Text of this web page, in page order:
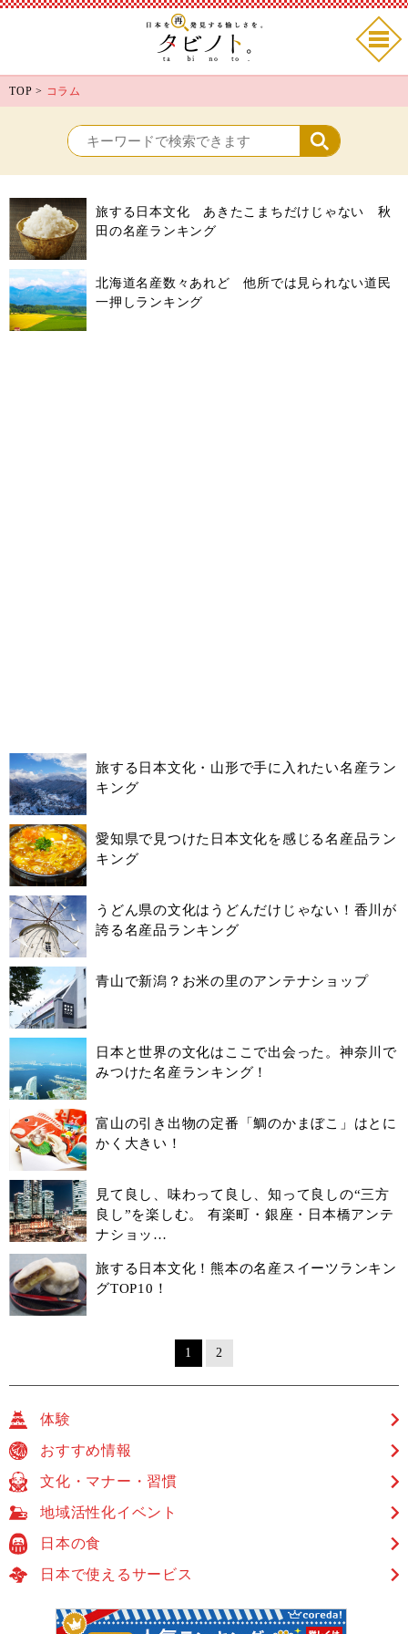
TOP > コラム
旅する日本文化 あきたこまちだけじゃない 秋
田の名産ランキング
北海道名産数々あれど 他所では見られない道民
一押しランキング
旅する日本文化・山形で手に入れたい名産ラン
キング
愛知県で見つけた日本文化を感じる名産品ラン
キング
うどん県の文化はうどんだけじゃない！香川が
誇る名産品ランキング
青山で新潟？お米の里のアンテナショップ
日本と世界の文化はここで出会った。神奈川で
みつけた名産ランキング！
富山の引き出物の定番「鯛のかまぼこ」はとに
かく大きい！
見て良し、味わって良し、知って良しの“三方
良し”を楽しむ。 有楽町・銀座・日本橋アンテ
ナショッ…
旅する日本文化！熊本の名産スイーツランキン
グTOP10！
1 2
体験
おすすめ情報
文化・マナー・習慣
地域活性化イベント
日本の食
日本で使えるサービス